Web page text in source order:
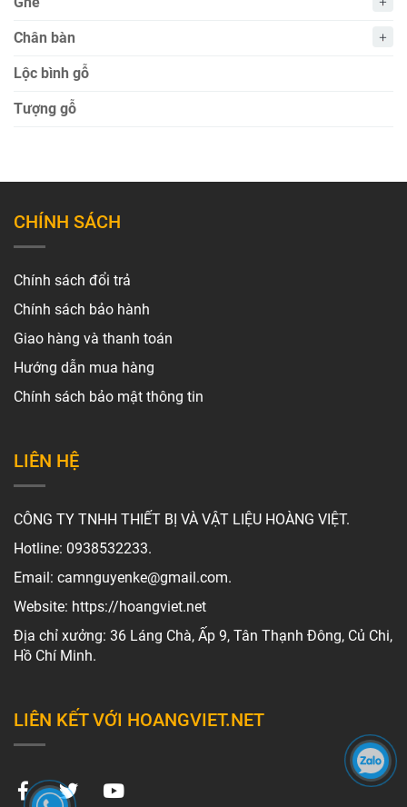
Chân bàn
Lộc bình gỗ
Tượng gỗ
CHÍNH SÁCH
Chính sách đổi trả
Chính sách bảo hành
Giao hàng và thanh toán
Hướng dẫn mua hàng
Chính sách bảo mật thông tin
LIÊN HỆ
CÔNG TY TNHH THIẾT BỊ VÀ VẬT LIỆU HOÀNG VIỆT.
Hotline: 0938532233.
Email: camnguyenke@gmail.com.
Website: https://hoangviet.net
Địa chỉ xưởng: 36 Láng Chà, Ấp 9, Tân Thạnh Đông, Củ Chi,
Hồ Chí Minh.
LIÊN KẾT VỚI HOANGVIET.NET